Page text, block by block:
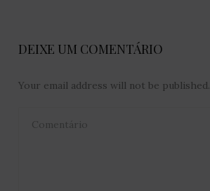
DEIXE UM COMENTÁRIO
Your email address will not be published.